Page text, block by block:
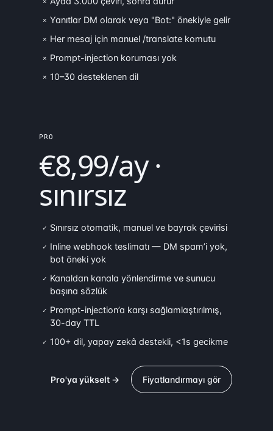
× Yanıtlar DM olarak veya "Bot:" önekiyle gelir
× Her mesaj için manuel /translate komutu
× Prompt-injection koruması yok
× 10–30 desteklenen dil
PRO
€8,99/ay ·
sınırsız
✓ Sınırsız otomatik, manuel ve bayrak çevirisi
✓ Inline webhook teslimatı — DM spam’i yok,
bot öneki yok
✓ Kanaldan kanala yönlendirme ve sunucu
başına sözlük
✓ Prompt-injection’a karşı sağlamlaştırılmış,
30-day TTL
✓ 100+ dil, yapay zekâ destekli, <1s gecikme
Pro'ya yükselt → Fiyatlandırmayı gör